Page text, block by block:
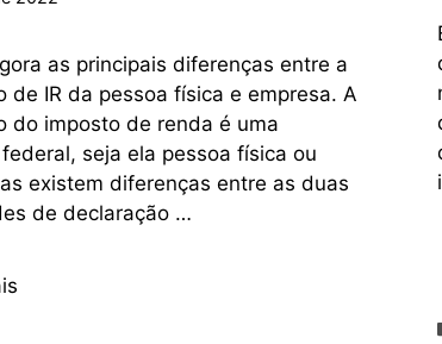
as principais diferenças entre a
de IR da pessoa física e empresa. A
do imposto de renda é uma
seja ela pessoa física ou
existem diferenças entre as duas
de declaração …